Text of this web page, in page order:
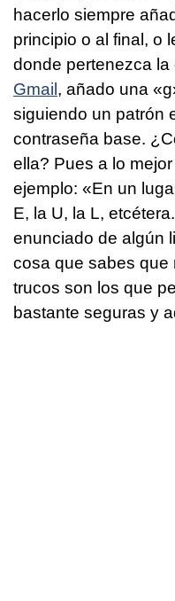
hacerlo siempre
principio o al final, o
donde pertenezca la
Gmail, añado una
siguiendo un patrón
contraseña base.
ella? Pues a lo
ejemplo: «En un
E, la U, la L,
enunciado de algún
cosa que sabes que
trucos son los que
bastante seguras y